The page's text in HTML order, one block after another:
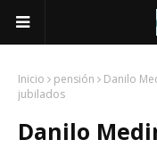
Inicio pensión
Danilo
jubilados
Danilo